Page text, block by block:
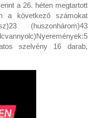
a 26. héten megtartott
a következő számokat
(huszonhárom)43
szelvény 16 darab,